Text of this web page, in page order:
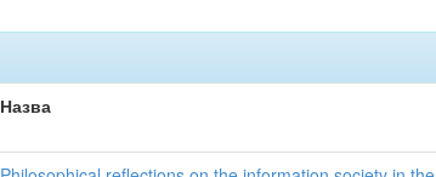
Назва